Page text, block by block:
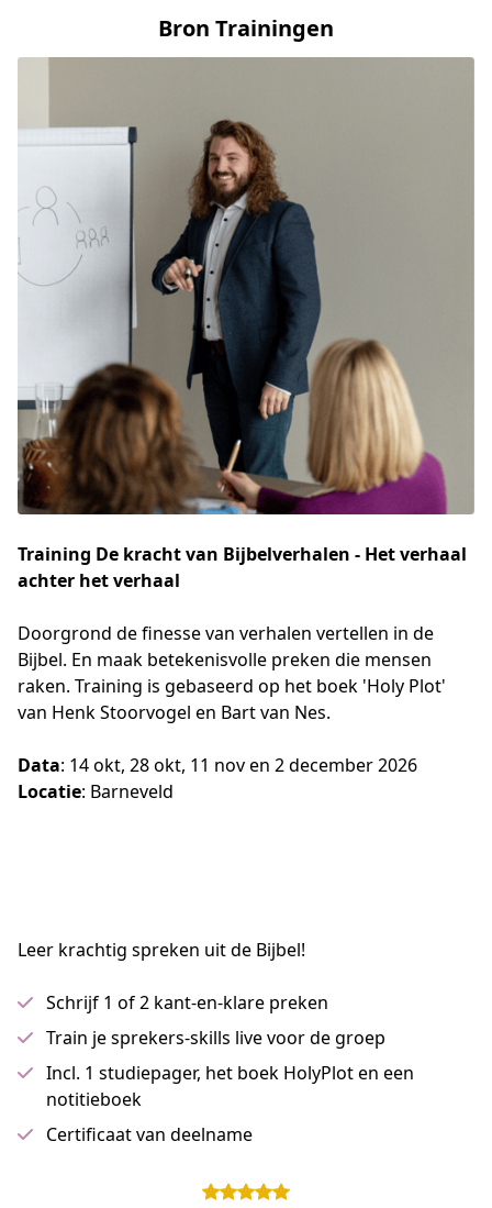
Bron Trainingen
Training De kracht van Bijbelverhalen - Het verhaal
achter het verhaal
Doorgrond de finesse van verhalen vertellen in de
Bijbel. En maak betekenisvolle preken die mensen
raken. Training is gebaseerd op het boek 'Holy Plot'
van Henk Stoorvogel en Bart van Nes.
Data: 14 okt, 28 okt, 11 nov en 2 december 2026
Locatie: Barneveld
Leer krachtig spreken uit de Bijbel!
Schrijf 1 of 2 kant-en-klare preken
Train je sprekers-skills live voor de groep
Incl. 1 studiepager, het boek HolyPlot en een
notitieboek
Certificaat van deelname